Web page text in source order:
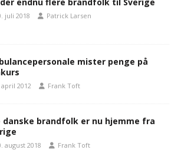
juli 2018 Patrick Larsen
mister penge på
april 2012 Frank Toft
danske brandfolk er nu hjemme fra
august 2018 Frank Toft